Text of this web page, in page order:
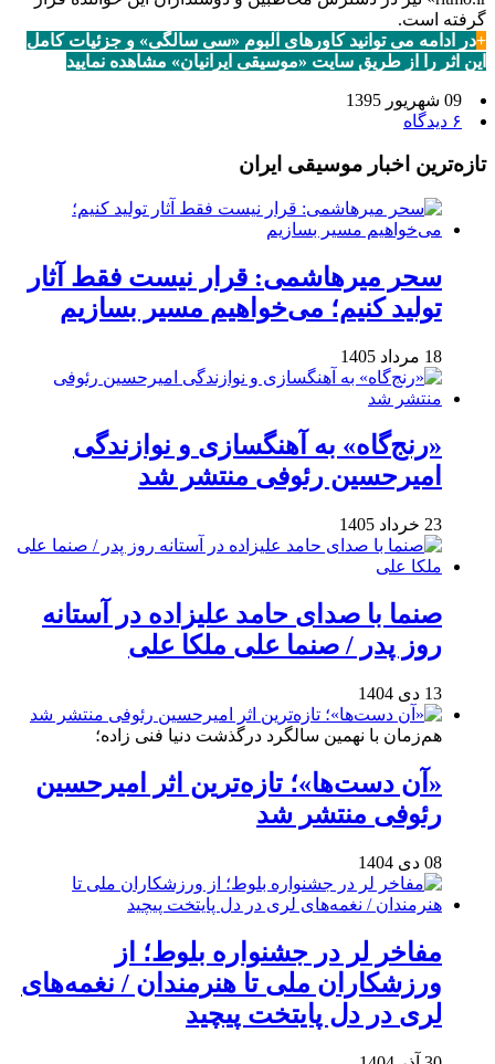
گرفته است.
+در ادامه می توانید کاورهای آلبوم «سی سالگی» و جزئیات کامل
این اثر را از طریق سایت «موسیقی ایرانیان» مشاهده نمایید
09 شهریور 1395
۶ دیدگاه
تازه‌ترین اخبار موسیقی ایران
سحر میرهاشمی: قرار نیست فقط آثار
تولید کنیم؛ می‌خواهیم مسیر بسازیم
18 مرداد 1405
«رنج‌گاه» به آهنگسازی و نوازندگی
امیرحسین رئوفی منتشر شد
23 خرداد 1405
صنما با صدای حامد علیزاده در آستانه
روز پدر / صنما علی ملکا علی
13 دی 1404
هم‌زمان با نهمین سالگرد درگذشت دنیا فنی زاده؛
«آن دست‌ها»؛ تازه‌ترین اثر امیرحسین
رئوفی منتشر شد
08 دی 1404
مفاخر لر در جشنواره بلوط؛ از
ورزشکاران ملی تا هنرمندان / نغمه‌های
لری در دل پایتخت پیچید